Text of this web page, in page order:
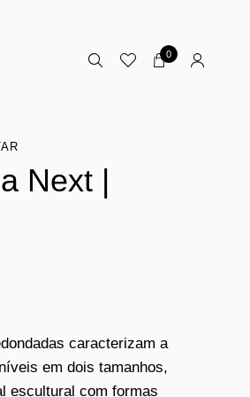
0
Next |
caracterizam a
em dois tamanhos,
escultural com formas